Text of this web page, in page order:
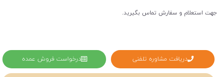
جهت استعلام و سفارش تماس بگیرید.
دریافت مشاوره تلفنی درخواست فروش عمده